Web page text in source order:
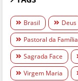
Brasil Deus
Pastoral da Família
Sagrada Face
Virgem Maria